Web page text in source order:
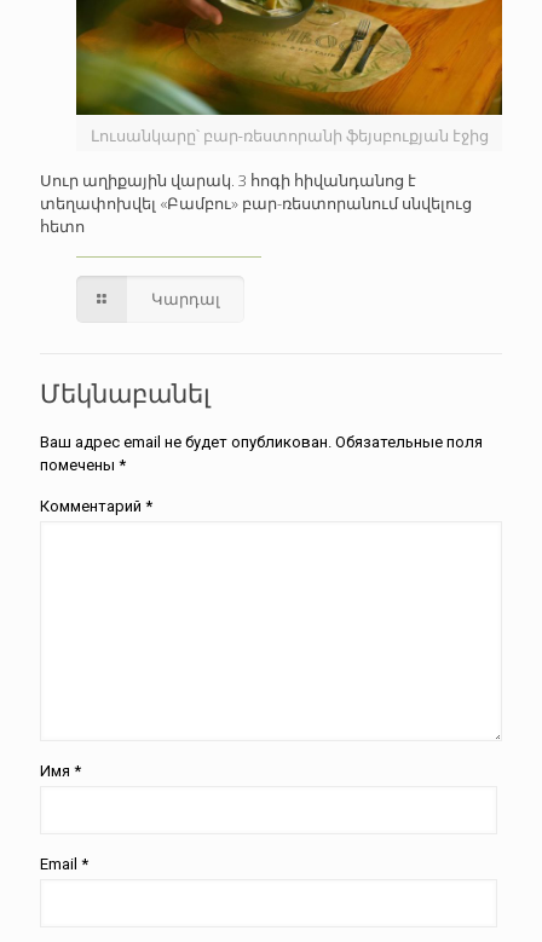
Լուսանկարը՝ բար-ռեստորանի ֆեյսբուքյան էջից
Սուր աղիքային վարակ. 3 հոգի հիվանդանոց է
տեղափոխվել «Բամբու» բար-ռեստորանում սնվելուց
հետո
Կարդալ
Մեկնաբանել
Ваш адрес email не будет опубликован. Обязательные поля
помечены *
Комментарий *
Имя *
Email *